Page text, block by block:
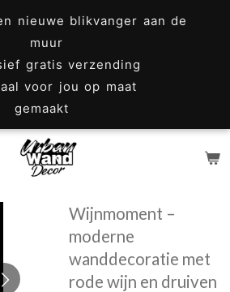
nieuwe blikvanger aan de
muur
gratis verzending
voor jou op maat
gemaakt
Wijnmoment –
moderne
wanddecoratie met
rode wijn en druiven